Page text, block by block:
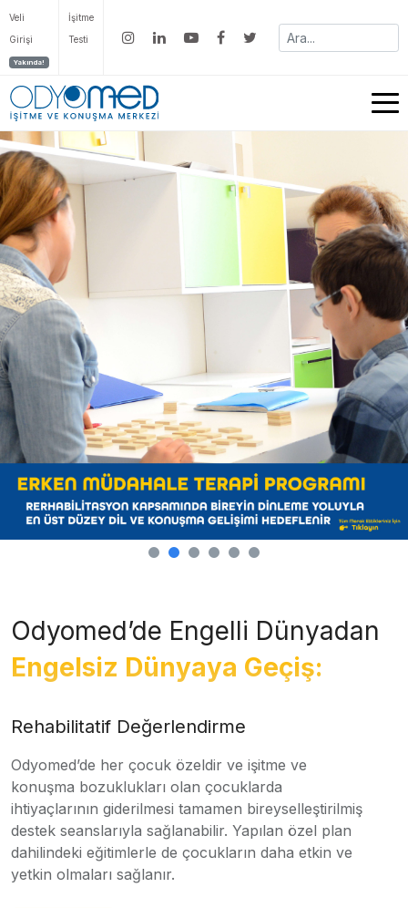
Veli
Girişi
Yakında!
İşitme
Testi
Odyomed’de Engelli Dünyadan
Engelsiz Dünyaya Geçiş:
Rehabilitatif Değerlendirme
Odyomed’de her çocuk özeldir ve işitme ve
konuşma bozuklukları olan çocuklarda
ihtiyaçlarının giderilmesi tamamen bireyselleştirilmiş
destek seanslarıyla sağlanabilir. Yapılan özel plan
dahilindeki eğitimlerle de çocukların daha etkin ve
yetkin olmaları sağlanır.